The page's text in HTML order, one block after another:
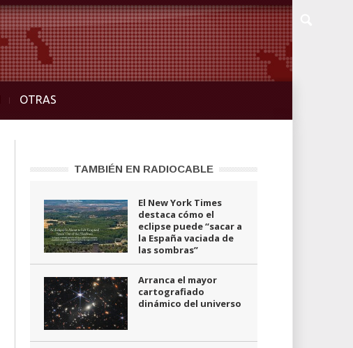
OTRAS
TAMBIÉN EN RADIOCABLE
El New York Times
destaca cómo el
eclipse puede “sacar a
la España vaciada de
las sombras”
Arranca el mayor
cartografiado
dinámico del universo